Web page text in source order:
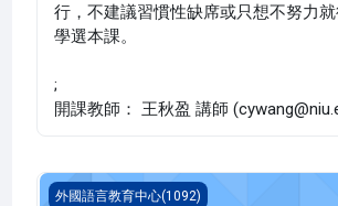
行，不建議習慣性缺席或只想不努力
學選本課。
;
開課教師： 王秋盈 講師
西班牙文 二(1092_G5LC000023A)
外國語言教育中心(1092)